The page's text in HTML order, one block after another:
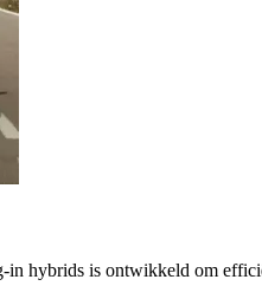
in hybrids is ontwikkeld om